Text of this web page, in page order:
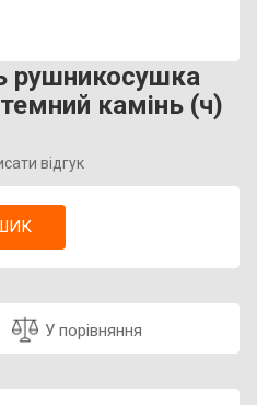
рушникосушка
камінь (ч)
відгук
У порівняння